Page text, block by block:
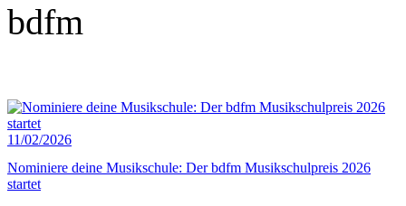
bdfm
11/02/2026
Nominiere deine Musikschule: Der bdfm Musikschulpreis 2026
startet